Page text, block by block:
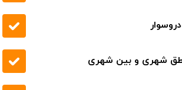
شهری و بین شهری